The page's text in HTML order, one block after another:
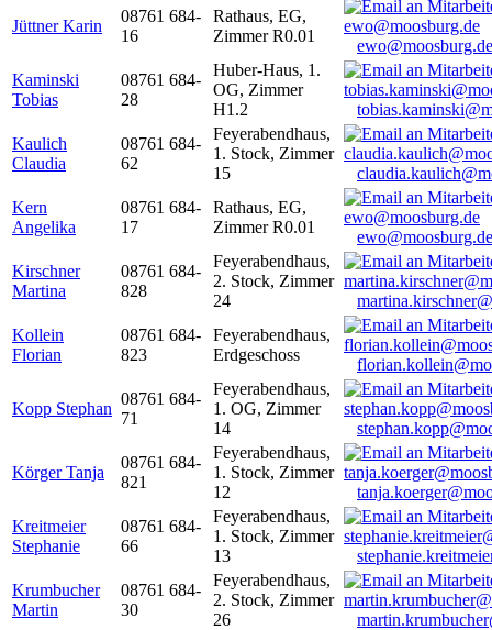
Jüttner Karin
08761 684-
16
Rathaus, EG,
Zimmer R0.01
ewo@moosburg.de
Kaminski
Tobias
08761 684-
28
Huber-Haus, 1.
OG, Zimmer
H1.2
Kaulich
Claudia
08761 684-
62
Feyerabendhaus,
1. Stock, Zimmer
15
Kern
Angelika
08761 684-
17
Rathaus, EG,
Zimmer R0.01
ewo@moosburg.de
Kirschner
Martina
08761 684-
828
Feyerabendhaus,
2. Stock, Zimmer
24
Kollein
Florian
08761 684-
823
Feyerabendhaus,
Erdgeschoss
Kopp Stephan
08761 684-
71
Feyerabendhaus,
1. OG, Zimmer
14
Körger Tanja
08761 684-
821
Feyerabendhaus,
1. Stock, Zimmer
12
Kreitmeier
Stephanie
08761 684-
66
Feyerabendhaus,
1. Stock, Zimmer
13
Krumbucher
Martin
08761 684-
30
Feyerabendhaus,
2. Stock, Zimmer
26